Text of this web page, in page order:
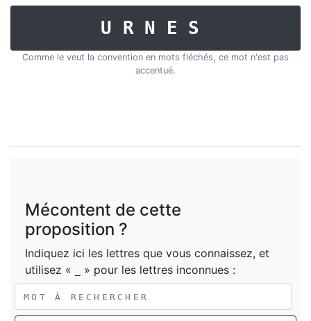
URNES
Comme le veut la convention en mots fléchés, ce mot n'est pas
accentué.
Mécontent de cette
proposition ?
Indiquez ici les lettres que vous connaissez, et
utilisez «
» pour les lettres inconnues :